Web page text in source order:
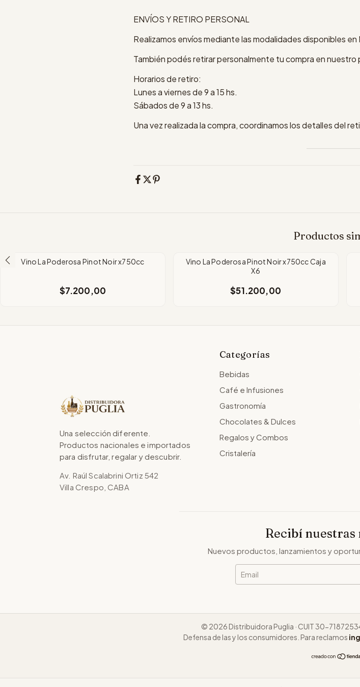
ENVÍOS Y RETIRO PERSONAL
Realizamos envíos mediante las modalidades disponibles en
También podés retirar personalmente tu compra en nuestro
Horarios de retiro:
Lunes a viernes de 9 a 15 hs.
Sábados de 9 a 13 hs.
Una vez realizada la compra, coordinamos los detalles del
Productos
Vino La Poderosa Pinot Noir x750cc
$7.200,00
Vino La Poderosa Pinot Noir x750cc Caja
X6
$51.200,00
Una selección diferente.
Productos nacionales e importados
para disfrutar, regalar y descubrir.
Av. Raúl Scalabrini Ortiz 542
Villa Crespo, CABA
Categorías
Bebidas
Café e Infusiones
Gastronomía
Chocolates & Dulces
Regalos y Combos
Cristalería
Recibí nuestras
Nuevos productos, lanzamientos y
© 2026 Distribuidora Puglia · CUIT 30-
Defensa de las y los consumidores. Para reclamos